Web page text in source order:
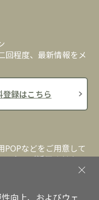
程度、最新情報をメ
録はこちら
などをご用意して
の上、ご活用くださ
向上、およびウェ